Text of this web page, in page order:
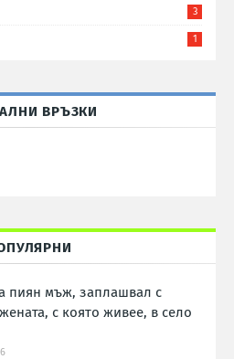
3
1
ВРЪЗКИ
пиян мъж, заплашвал с
с която живее, в село